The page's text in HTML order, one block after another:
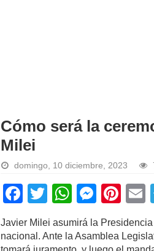
Cómo será la
Milei
domingo, 10 diciembre, 2023
F
a
c
T
wi
tt
W
h
at
M
e
ss
Pi
nt
er
m
Javier Milei asumirá la
nacional. Ante la Asamblea